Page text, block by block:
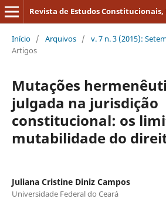
Início / Arquivos / v. 7 n. 3 (2015):
Artigos
Mutações
julgada na jurisdição
constitucional: os
mutabilidade do
Juliana Cristine Diniz Campos
Universidade Federal do Ceará